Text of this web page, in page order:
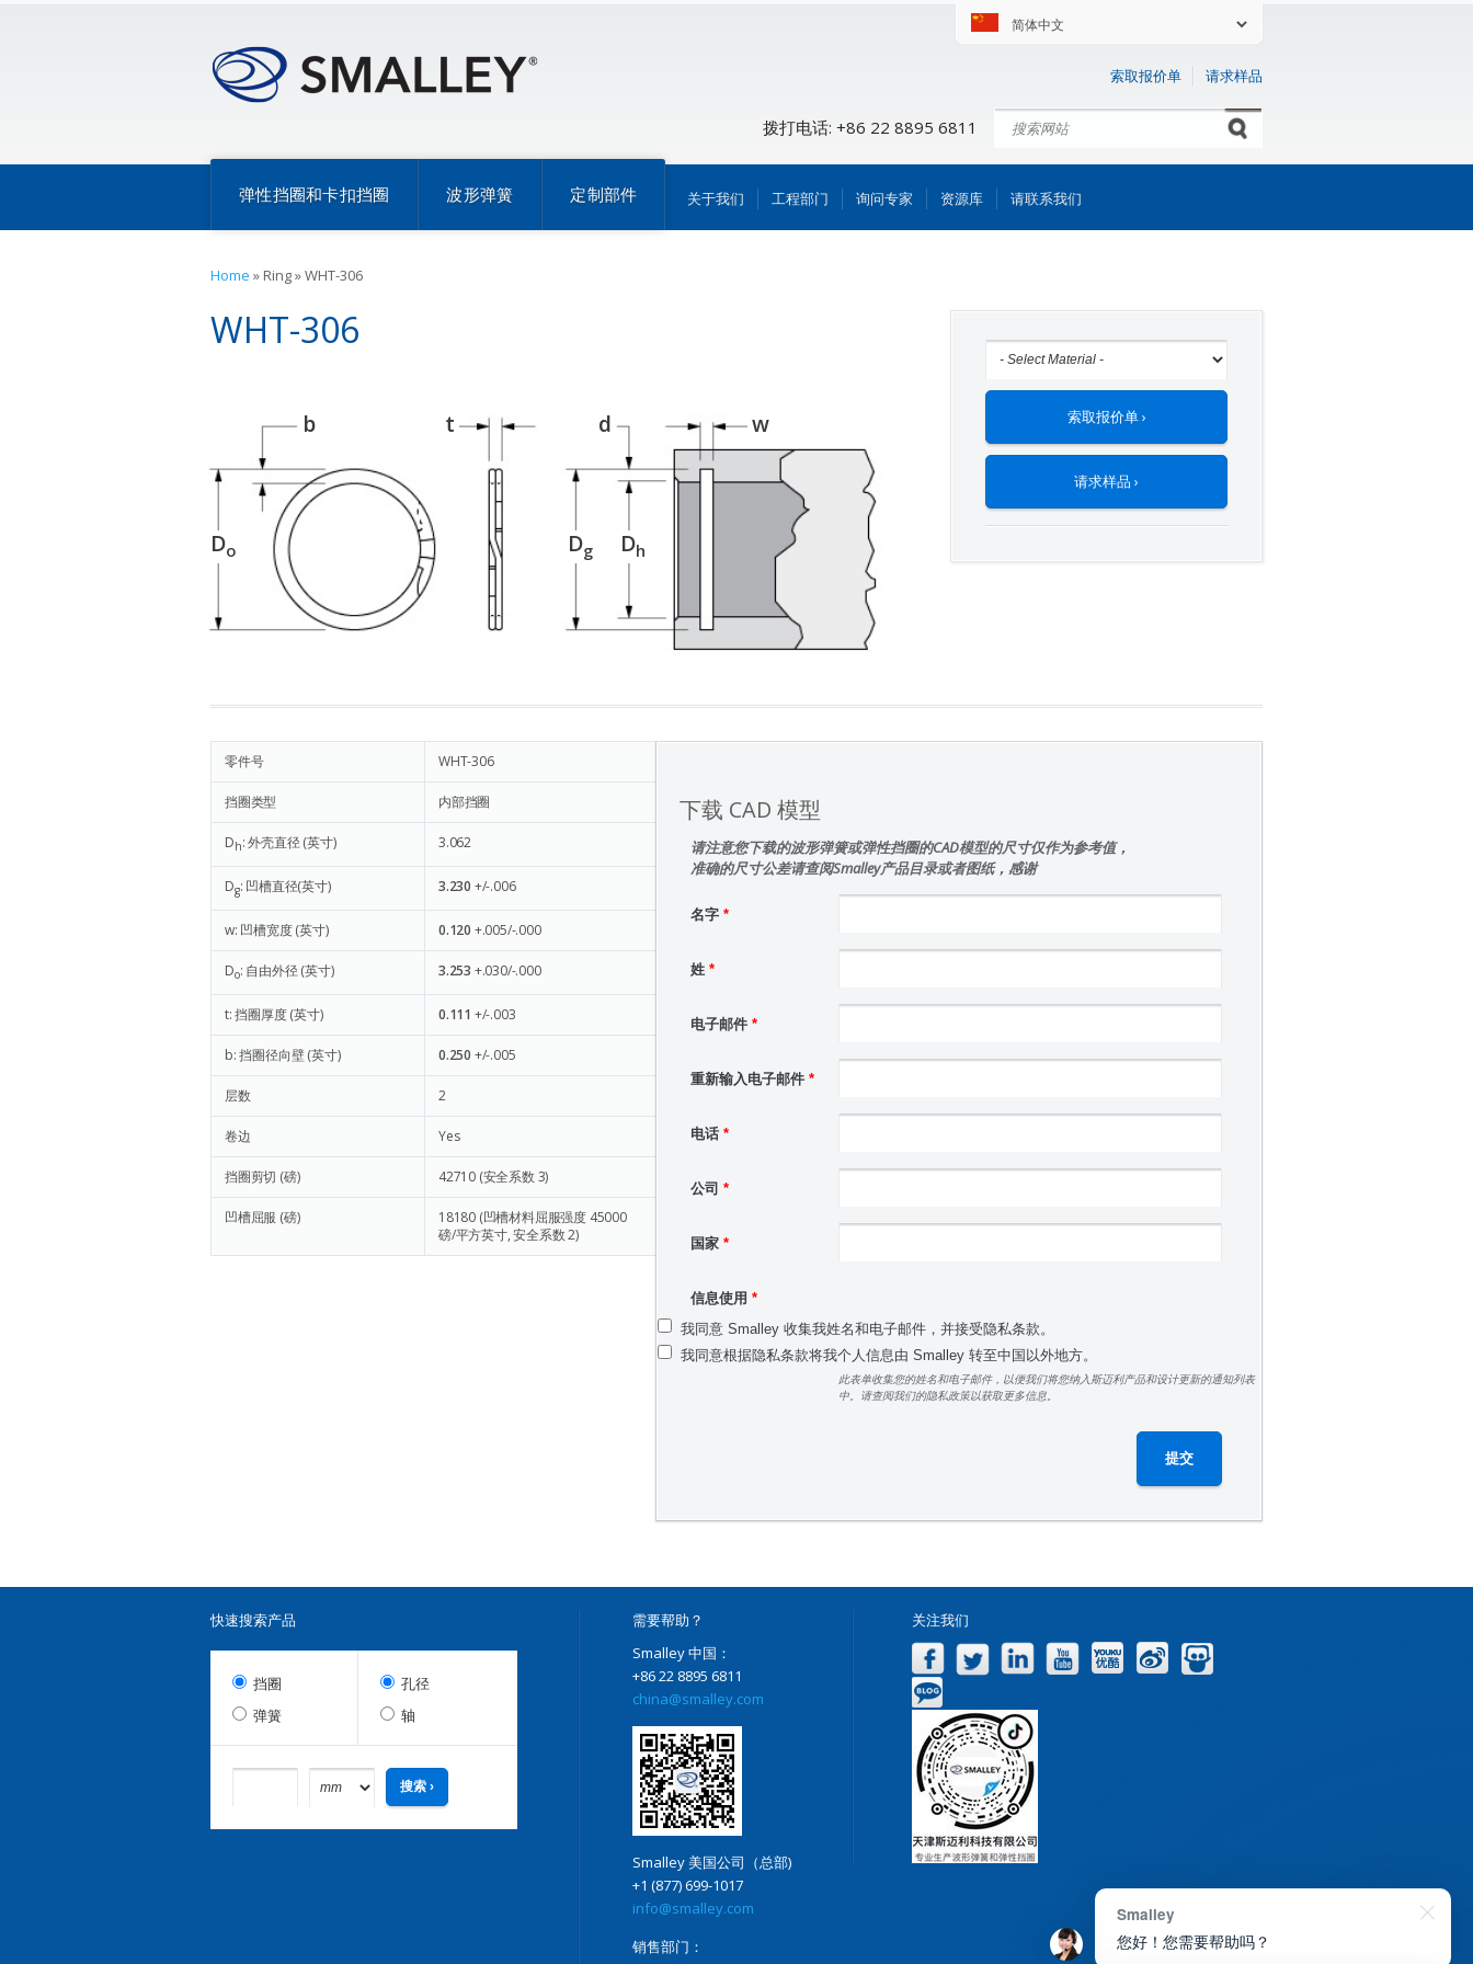
索取报价单 请求样品
拨打电话: +86 22 8895 6811 Search form
搜索
弹性挡圈和卡扣挡圈 波形弹簧 定制部件 关于我们 工程部门 询问专家 资源库 请联系我们
Home » Ring»WHT-306
WHT-306
b t d w
Dg Dh
Do
索取报价单 ›
请求样品 ›
零件号 WHT-306
挡圈类型 内部挡圈
Dh: 外壳直径 (英寸) 3.062
Dg: 凹槽直径(英寸) 3.230 +/-.006
w: 凹槽宽度 (英寸) 0.120 +.005/-.000
Do: 自由外径 (英寸) 3.253 +.030/-.000
t: 挡圈厚度 (英寸) 0.111 +/-.003
b: 挡圈径向壁 (英寸) 0.250 +/-.005
层数 2
卷边 Yes
挡圈剪切 (磅) 42710 (安全系数 3)
凹槽屈服 (磅) 18180 (凹槽材料屈服强度 45000
磅/平方英寸, 安全系数 2)
下载 CAD 模型
请注意您下载的波形弹簧或弹性挡圈的CAD模型的尺寸仅作为参考值，
准确的尺寸公差请查阅Smalley产品目录或者图纸，感谢
名字 *
姓 *
电子邮件 *
重新输入电子邮件 *
电话 *
公司 *
国家 *
信息使用 *
我同意 Smalley 收集我姓名和电子邮件，并接受隐私条款。
我同意根据隐私条款将我个人信息由 Smalley 转至中国以外地方。
此表单收集您的姓名和电子邮件，以便我们将您纳入斯迈利产品和设计更新的通知列表
中。请查阅我们的隐私政策以获取更多信息。
快速搜索产品
挡圈
弹簧
孔径
轴
需要帮助？
Smalley 中国：
+86 22 8895 6811
china@smalley.com
Smalley 美国公司（总部)
+1 (877) 699-1017
info@smalley.com
销售部门：
关注我们
FacebookTwitter LinkedIn
Smalley
您好！您需要帮助吗？